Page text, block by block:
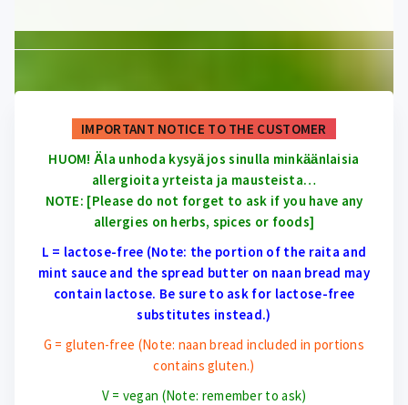
IMPORTANT NOTICE TO THE CUSTOMER
HUOM! Ӓla unhoda kysyӓ jos sinulla minkӓӓnlaisia
allergioita yrteista ja mausteista…
NOTE: [Please do not forget to ask if you have any
allergies on herbs, spices or foods]
L = lactose-free (Note: the portion of the raita and
mint sauce and the spread butter on naan bread may
contain lactose. Be sure to ask for lactose-free
substitutes instead.)
G = gluten-free (Note: naan bread included in portions
contains gluten.)
V = vegan (Note: remember to ask)